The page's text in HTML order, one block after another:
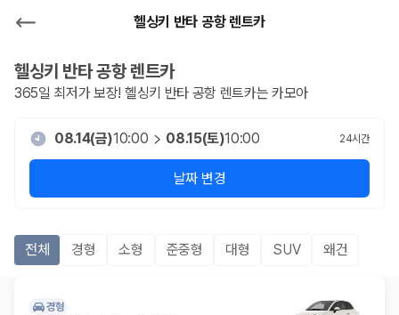
헬싱키 반타 공항 렌트카
헬싱키 반타 공항렌트카
365일 최저가 보장! 헬싱키 반타 공항 렌트카는 카모아
08.14(금)10:00 08.15(토)10:00 24시간
날짜 변경
전체 경형 소형 준중형 대형 SUV 왜건
경형